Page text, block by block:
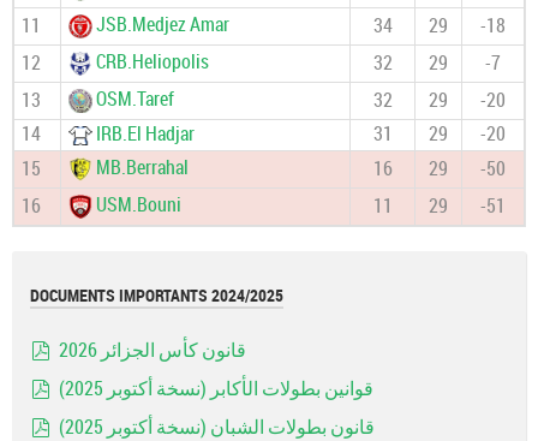
11
JSB.Medjez Amar 34 29
-18
12
CRB.Heliopolis 32 29
-7
13
OSM.Taref 32 29
-20
14
IRB.El Hadjar 31 29
-20
15
MB.Berrahal 16 29
-50
16
USM.Bouni 11 29 -51
DOCUMENTS IMPORTANTS 2024/2025
قانون كأس الجزائر 2026
قوانين بطولات الأكابر (نسخة أكتوبر 2025)
قانون بطولات الشبان (نسخة أكتوبر 2025)